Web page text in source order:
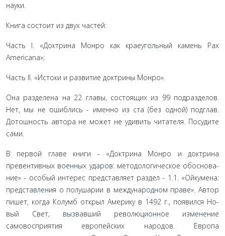
науки.
Книга состоит из двух частей:
Часть I. «Доктрина Монро как краеугольный камень Pax
Americana»;
Часть II. «Истоки и развитие доктрины Монро».
Она разделена на 22 главы, состоящих из 99 подразделов.
Нет, мы не ошиблись - именно из ста (без одной) подглав.
Дотошность автора не может не удивить читателя. Посудите
сами.
В первой главе книги - «Доктрина Монро и доктрина
превентивных военных ударов: методологическое обоснова­
ние» - особый интерес представляет раздел - 1.1. «Ойкумена:
представления о полушарии в международном праве». Автор
пишет, когда Колумб открыл Америку в 1492 г., появился Но­
вый Свет, вызвавший революционное изменение
самовоспри­ятия европейских народов. Европа